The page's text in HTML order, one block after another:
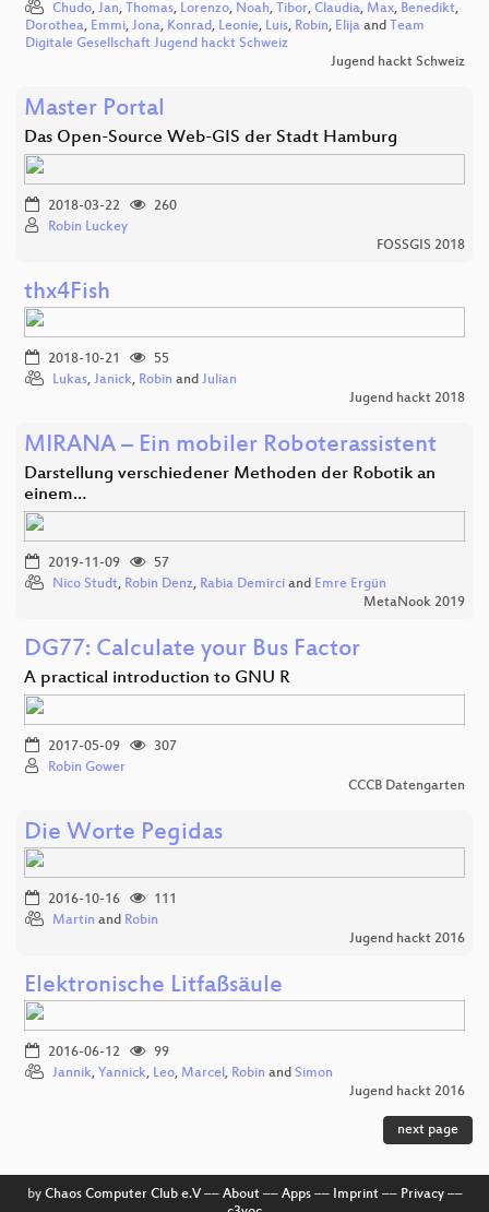
Chudo, Jan, Thomas, Lorenzo, Noah, Tibor, Claudia, Max, Benedikt,
Dorothea, Emmi, Jona, Konrad, Leonie, Luis, Robin, Elija and Team
Digitale Gesellschaft Jugend hackt Schweiz
Jugend hackt Schweiz
Master Portal
Das Open-Source Web-GIS der Stadt Hamburg
2018-03-22
260
Robin Luckey
FOSSGIS 2018
thx4Fish
2018-10-21
55
Lukas, Janick, Robin and Julian
Jugend hackt 2018
MIRANA – Ein mobiler Roboterassistent
Darstellung verschiedener Methoden der Robotik an
einem…
2019-11-09
57
Nico Studt, Robin Denz, Rabia Demirci and Emre Ergün
MetaNook 2019
DG77: Calculate your Bus Factor
A practical introduction to GNU R
2017-05-09
307
Robin Gower
CCCB Datengarten
Die Worte Pegidas
2016-10-16
111
Martin and Robin
Jugend hackt 2016
Elektronische Litfaßsäule
2016-06-12
99
Jannik, Yannick, Leo, Marcel, Robin and Simon
Jugend hackt 2016
next page
by Chaos Computer Club e.V–– About–– Apps–– Imprint–– Privacy––